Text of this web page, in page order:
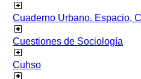
Cuaderno Urbano. Espacio,
Cuestiones de Sociología
Cuhso